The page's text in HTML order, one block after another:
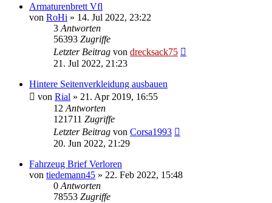
Armaturenbrett Vfl
von RoHi » 14. Jul 2022, 23:22
3 Antworten
56393 Zugriffe
Letzter Beitrag von drecksack75
21. Jul 2022, 21:23
Hintere Seitenverkleidung ausbauen
von Rial » 21. Apr 2019, 16:55
12 Antworten
121711 Zugriffe
Letzter Beitrag von Corsa1993
20. Jun 2022, 21:29
Fahrzeug Brief Verloren
von tiedemann45 » 22. Feb 2022, 15:48
0 Antworten
78553 Zugriffe